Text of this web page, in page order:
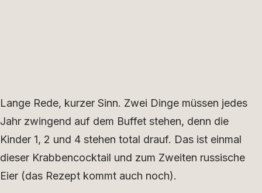
Lange Rede, kurzer Sinn. Zwei Dinge müssen jedes
Jahr zwingend auf dem Buffet stehen, denn die
Kinder 1, 2 und 4 stehen total drauf. Das ist einmal
dieser Krabbencocktail und zum Zweiten russische
Eier (das Rezept kommt auch noch).